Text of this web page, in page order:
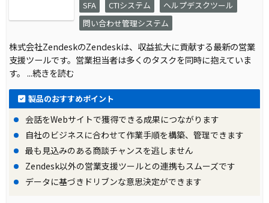
SFA CTIシステム
ヘルプデスクツール
問い合わせ管理システム
株式会社ZendeskのZendeskは、収益拡大に貢献する最新の営業
支援ツールです。営業担当者は多くのタスクを同時に抱えていま
す。...続きを読む
製品のおすすめポイント
会話をWebサイトで獲得できる成果につながります
自社のビジネスに合わせて作業手順を構築、管理できます
最も見込みのある商談チャンスを逃しません
Zendesk以外の営業支援ツールとの連携もスムーズです
データに基づきドリブンな意思決定ができます